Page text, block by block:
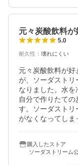
元々炭酸飲料
5.0
耐久性 ： 壊れにくい
元々炭酸飲料が
が、ソーダストリ
なりました。水
自分で作りたて
す。ソーダストリ
がなくなってしま
購入したストア
ソーダストリーム